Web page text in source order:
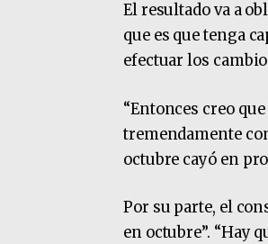
El resultado va a
que es que tenga
efectuar los
“Entonces creo
tremendamente
octubre cayó en
Por su parte, el
en octubre”. “Hay